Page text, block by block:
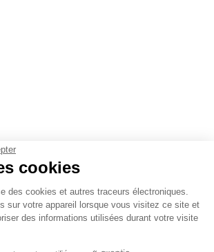
cookies
des cookies et autres traceurs électroniques.
sur votre appareil lorsque vous visitez ce site et
des informations utilisées durant votre visite